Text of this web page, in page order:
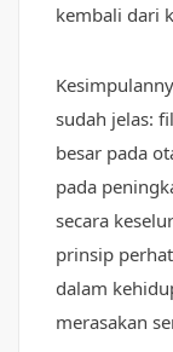
kembali dari
sudah jelas:
besar pada
pada
secara
prinsip
dalam
merasakan